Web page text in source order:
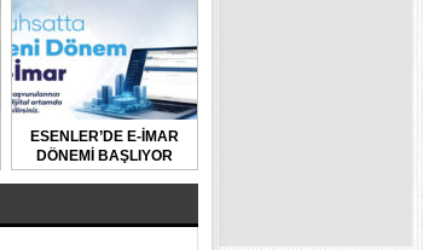
ESENLER’DE E-İMAR
DÖNEMİ BAŞLIYOR